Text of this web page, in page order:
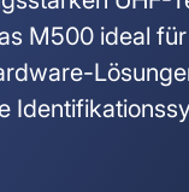
M500 ideal